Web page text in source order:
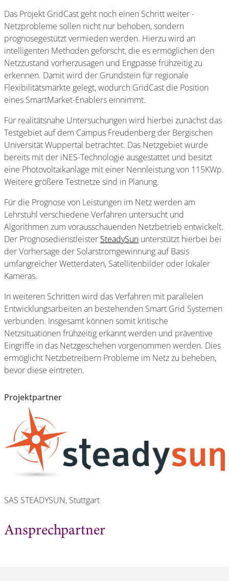
Das Projekt GridCast geht noch einen Schritt weiter -
Netzprobleme sollen nicht nur behoben, sondern
prognosegestützt vermieden werden. Hierzu wird an
intelligenten Methoden geforscht, die es ermöglichen den
Netzzustand vorherzusagen und Engpässe frühzeitig zu
erkennen. Damit wird der Grundstein für regionale
Flexibilitätsmärkte gelegt, wodurch GridCast die Position
eines SmartMarket-Enablers einnimmt.
Für realitätsnahe Untersuchungen wird hierbei zunächst das
Testgebiet auf dem Campus Freudenberg der Bergischen
Universität Wuppertal betrachtet. Das Netzgebiet wurde
bereits mit der iNES-Technologie ausgestattet und besitzt
eine Photovoltaikanlage mit einer Nennleistung von 115KWp.
Weitere größere Testnetze sind in Planung.
Für die Prognose von Leistungen im Netz werden am
Lehrstuhl verschiedene Verfahren untersucht und
Algorithmen zum vorausschauenden Netzbetrieb entwickelt.
Der Prognosedienstleister SteadySun unterstützt hierbei bei
der Vorhersage der Solarstromgewinnung auf Basis
umfangreicher Wetterdaten, Satellitenbilder oder lokaler
Kameras.
In weiteren Schritten wird das Verfahren mit parallelen
Entwicklungsarbeiten an bestehenden Smart Grid Systemen
verbunden. Insgesamt können somit kritische
Netzsituationen frühzeitig erkannt werden und präventive
Eingriffe in das Netzgeschehen vorgenommen werden. Dies
ermöglicht Netzbetreibern Probleme im Netz zu beheben,
bevor diese eintreten.
Projektpartner
SAS STEADYSUN, Stuttgart
Ansprechpartner